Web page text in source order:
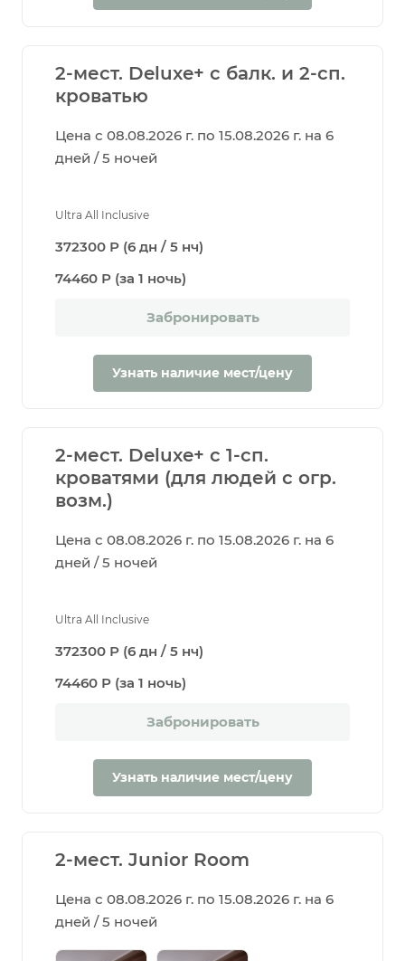
2-мест. Deluxe+ с балк. и 2-сп.
кроватью
Цена с 08.08.2026 г. по 15.08.2026 г. на 6
дней / 5 ночей
Ultra All Inclusive
372300 Р (6 дн / 5 нч)
74460 Р (за 1 ночь)
Забронировать
Узнать наличие мест/цену
2-мест. Deluxe+ с 1-сп.
кроватями (для людей с огр.
возм.)
Цена с 08.08.2026 г. по 15.08.2026 г. на 6
дней / 5 ночей
Ultra All Inclusive
372300 Р (6 дн / 5 нч)
74460 Р (за 1 ночь)
Забронировать
Узнать наличие мест/цену
2-мест. Junior Room
Цена с 08.08.2026 г. по 15.08.2026 г. на 6
дней / 5 ночей